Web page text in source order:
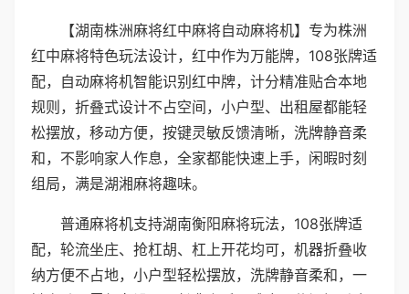
【湖南株洲麻将红中麻将自动麻将机】专为株洲
红中麻将特色玩法设计，红中作为万能牌，108张牌适
配，自动麻将机智能识别红中牌，计分精准贴合本地
规则，折叠式设计不占空间，小户型、出租屋都能轻
松摆放，移动方便，按键灵敏反馈清晰，洗牌静音柔
和，不影响家人作息，全家都能快速上手，闲暇时刻
组局，满是湖湘麻将趣味。
普通麻将机支持湖南衡阳麻将玩法，108张牌适
配，轮流坐庄、抢杠胡、杠上开花均可，机器折叠收
纳方便不占地，小户型轻松摆放，洗牌静音柔和，一